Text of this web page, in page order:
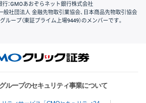
行：GMOあおぞらネット銀行株式会社
般社団法人 金融先物取引業協会、日本商品先物取引協会
ープ（東証プライム上場9449）のメンバーです。
ループのセキュリティ事業について